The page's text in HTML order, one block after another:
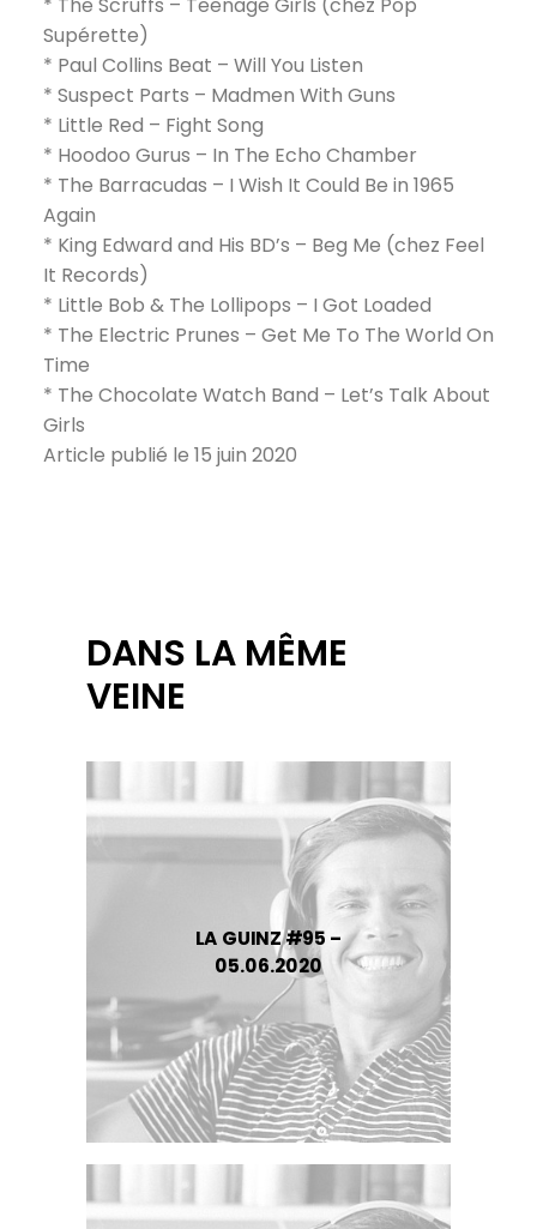
Supérette)
* Paul Collins Beat – Will You Listen
* Suspect Parts – Madmen With Guns
* Little Red – Fight Song
* Hoodoo Gurus – In The Echo Chamber
* The Barracudas – I Wish It Could Be in 1965
Again
* King Edward and His BD’s – Beg Me (chez Feel
It Records)
* Little Bob & The Lollipops – I Got Loaded
* The Electric Prunes – Get Me To The World On
Time
* The Chocolate Watch Band – Let’s Talk About
Girls
Article publié le 15 juin 2020
DANS LA MÊME
VEINE
LA GUINZ #95 –
05.06.2020